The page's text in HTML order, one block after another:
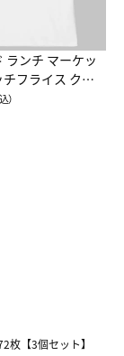
ランチ マーケッ
フライス クル
半袖Ｔシャツ
）
【3個セット】